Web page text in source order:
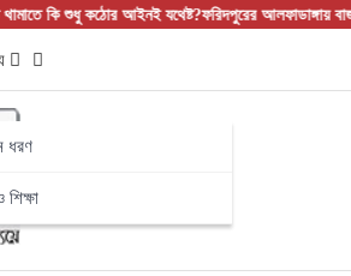
আইনই যথেষ্ট?ফরিদপুরের আলফাডাঙ্গায় বাজার বণিক
ধরণ
শিক্ষা